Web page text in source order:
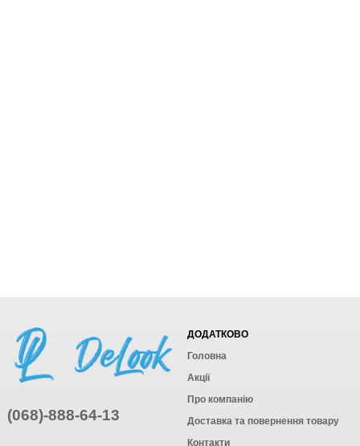
(068)-888-64-13
ДОДАТКОВО
Головна
Акції
Про компанію
Доставка та повернення товару
Контакти